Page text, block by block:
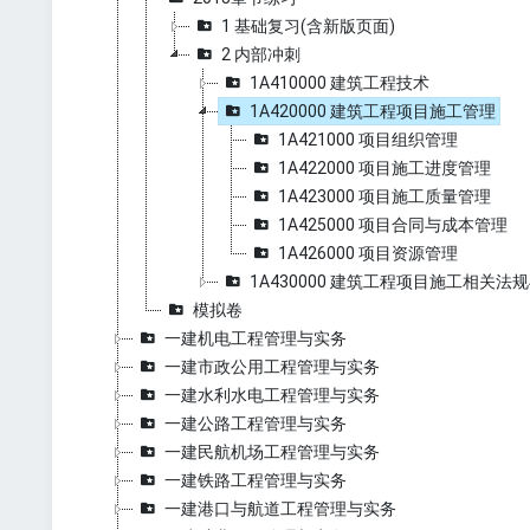
1 基础复习(含新版页面)
2 内部冲刺
1A410000 建筑工程技术
1A420000 建筑工程项目施工管理
1A421000 项目组织管理
1A422000 项目施工进度管理
1A423000 项目施工质量管理
1A425000 项目合同与成本管理
1A426000 项目资源管理
1A430000 建筑工程项目施工相关法
模拟卷
一建机电工程管理与实务
一建市政公用工程管理与实务
一建水利水电工程管理与实务
一建公路工程管理与实务
一建民航机场工程管理与实务
一建铁路工程管理与实务
一建港口与航道工程管理与实务